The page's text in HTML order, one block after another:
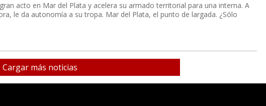
acto en Mar del Plata y acelera su armado territorial para una interna. A
le da autonomía a su tropa. Mar del Plata, el punto de largada. ¿Sólo
Cargar más noticias